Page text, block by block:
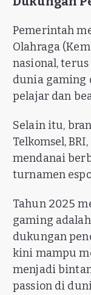
Pemerintah
Olahraga
nasional,
dunia gaming
pelajar dan
Selain itu,
Telkomsel,
mendanai
turnamen
Tahun 2025
gaming
dukungan
kini mampu
menjadi
passion di